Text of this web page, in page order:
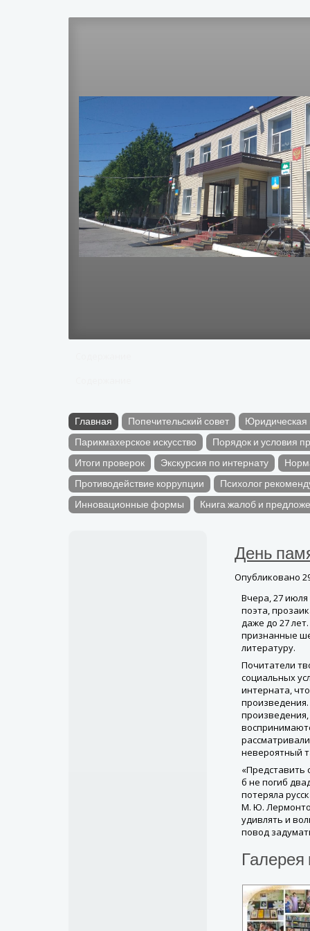
Главная Попечительский совет
Парикмахерское искусство
Порядок и условия
Итоги проверок
Экскурсия по интернату
Противодействие коррупции
Психолог
Инновационные формы
Книга жалоб и
День
Опубликовано
Вчера, 27
поэта,
даже до 27
признанные
литературу.
Почитатели
социальных
интерната,
невероятный
«Представить
б не погиб
потеряла
М. Ю.
удивлять и
повод